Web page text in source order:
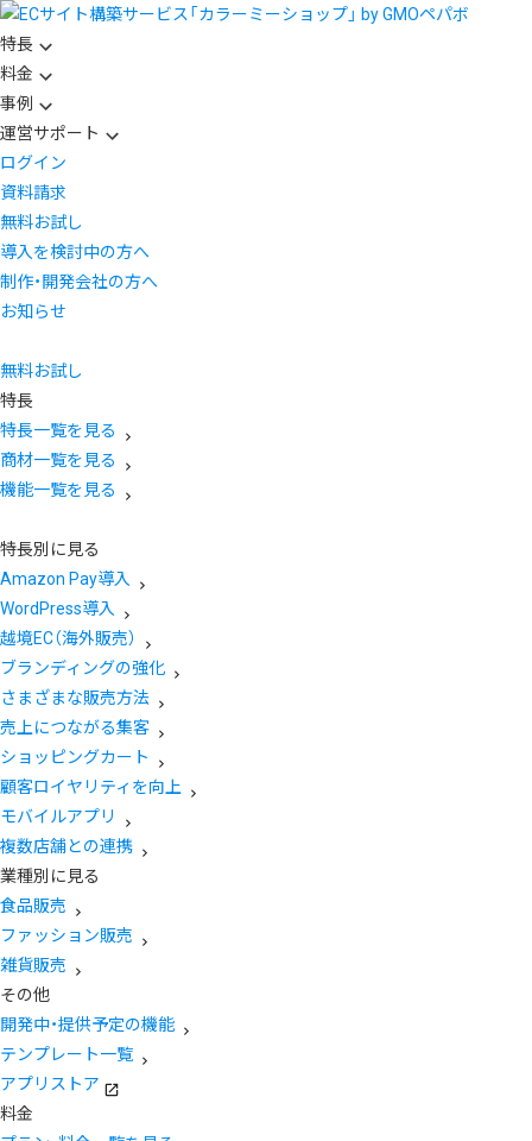
特長
料金
事例
運営サポート
ログイン
資料請求
無料お試し
導入を検討中の方へ
制作・開発会社の方へ
お知らせ
無料お試し
特長
特長一覧を見る
商材一覧を見る
機能一覧を見る
特長別に見る
Amazon Pay導入
WordPress導入
越境EC（海外販売）
ブランディングの強化
さまざまな販売方法
売上につながる集客
ショッピングカート
顧客ロイヤリティを向上
モバイルアプリ
複数店舗との連携
業種別に見る
食品販売
ファッション販売
雑貨販売
その他
開発中・提供予定の機能
テンプレート一覧
アプリストア
料金